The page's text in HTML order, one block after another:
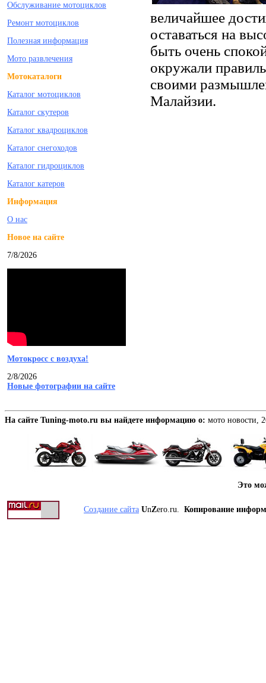
Обслуживание мотоциклов
Ремонт мотоциклов
Полезная информация
Мото развлечения
Мотокаталоги
Каталог мотоциклов
Каталог скутеров
Каталог квадроциклов
Каталог снегоходов
Каталог гидроциклов
Каталог катеров
Информация
О нас
Новое на сайте
7/8/2026
Мотокросс с воздуха!
2/8/2026
Новые фотографии на сайте
величайшее
оставаться на
быть очень
окружали
своими
Малайзии.
На сайте Tuning-moto.ru вы найдете информацию о: мото новости,
Это
Создание сайта UnZero.ru. Копирование